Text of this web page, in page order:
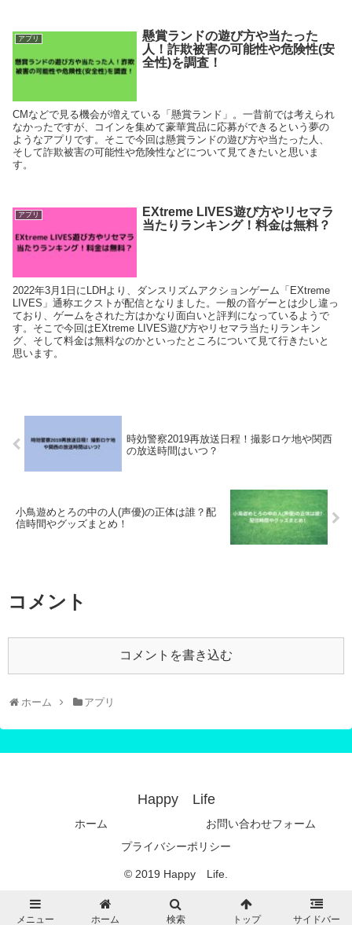
アプリ
懸賞ランドの遊び方や当たった
人！詐欺被害の可能性や危険性(安
全性)を調査！
CMなどで見る機会が増えている「懸賞ランド」。一昔前では考えられ
なかったですが、コインを集めて豪華賞品に応募ができるという夢の
ようなアプリです。そこで今回は懸賞ランドの遊び方や当たった人、
そして詐欺被害の可能性や危険性などについて見てきたいと思いま
す。
アプリ
EXtreme LIVES遊び方やリセマラ
当たりランキング！料金は無料？
2022年3月1日にLDHより、ダンスリズムアクションゲーム「EXtreme
LIVES」通称エクストが配信となりました。一般の音ゲーとは少し違っ
ており、ゲームをされた方はかなり面白いと評判になっているようで
す。そこで今回はEXtreme LIVES遊び方やリセマラ当たりランキン
グ、そして料金は無料なのかといったところについて見て行きたいと
思います。
時効警察2019再放送日程！撮影ロケ地や関西
の放送時間はいつ？
小鳥遊めとろの中の人(声優)の正体は誰？配
信時間やグッズまとめ！
コメント
コメントを書き込む
ホーム アプリ
Happy Life
ホーム
お問い合わせフォーム
プライバシーポリシー
© 2019 Happy Life.
メニュー ホーム 検索 トップ サイドバー